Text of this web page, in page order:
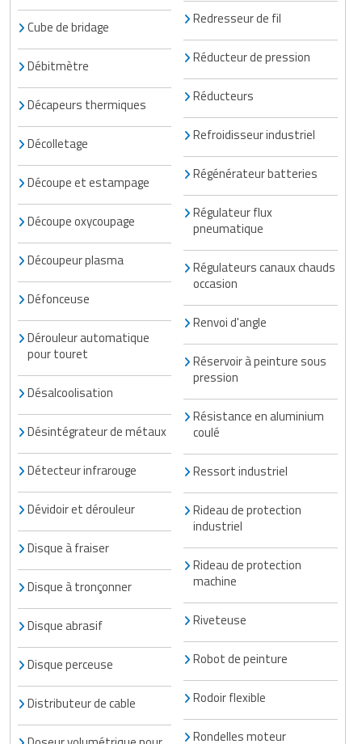
Cube de bridage
Débitmètre
Décapeurs thermiques
Décolletage
Découpe et estampage
Découpe oxycoupage
Découpeur plasma
Défonceuse
Dérouleur automatique
pour touret
Désalcoolisation
Désintégrateur de métaux
Détecteur infrarouge
Dévidoir et dérouleur
Disque à fraiser
Disque à tronçonner
Disque abrasif
Disque perceuse
Distributeur de cable
Redresseur de fil
Réducteur de pression
Réducteurs
Refroidisseur industriel
Régénérateur batteries
Régulateur flux
pneumatique
Régulateurs canaux chauds
occasion
Renvoi d'angle
Réservoir à peinture sous
pression
Résistance en aluminium
coulé
Ressort industriel
Rideau de protection
industriel
Rideau de protection
machine
Riveteuse
Robot de peinture
Rodoir flexible
Rondelles moteur